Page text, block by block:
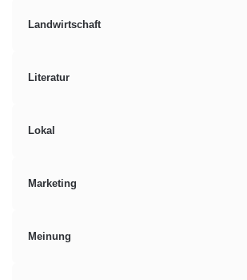
Landwirtschaft
Literatur
Lokal
Marketing
Meinung